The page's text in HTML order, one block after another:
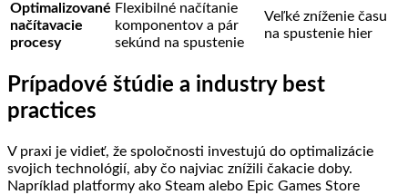
Optimalizované
načítavacie
procesy
Flexibilné načítanie
komponentov a pár
sekúnd na spustenie
Veľké zníženie času
na spustenie hier
Prípadové štúdie a industry best
practices
V praxi je vidieť, že spoločnosti investujú do optimalizácie
svojich technológií, aby čo najviac znížili čakacie doby.
Napríklad platformy ako Steam alebo Epic Games Store